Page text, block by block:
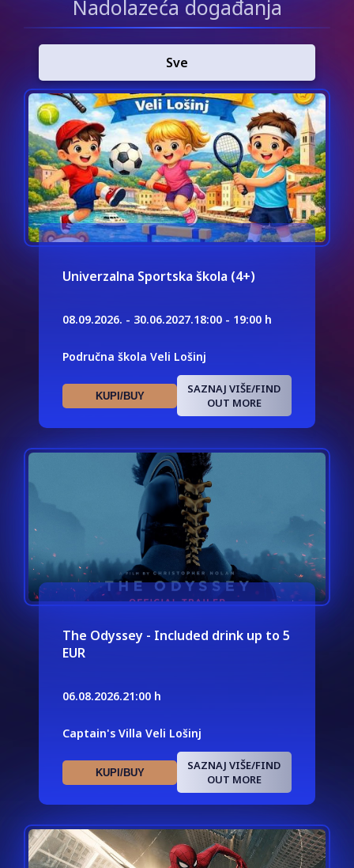
Nadolazeća događanja
Sve
Univerzalna Sportska škola (4+)
08.09.2026. - 30.06.2027.18:00 - 19:00 h
Područna škola Veli Lošinj
KUPI/BUY
SAZNAJ VIŠE/FIND
OUT MORE
The Odyssey - Included drink up to 5
EUR
06.08.2026.21:00 h
Captain's Villa Veli Lošinj
KUPI/BUY
SAZNAJ VIŠE/FIND
OUT MORE